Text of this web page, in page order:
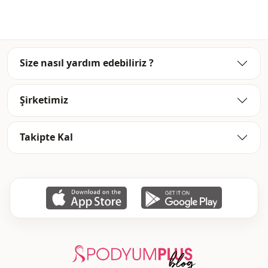
Cep Çift cepli
Size nasıl yardım edebiliriz ?
Şirketimiz
Takipte Kal